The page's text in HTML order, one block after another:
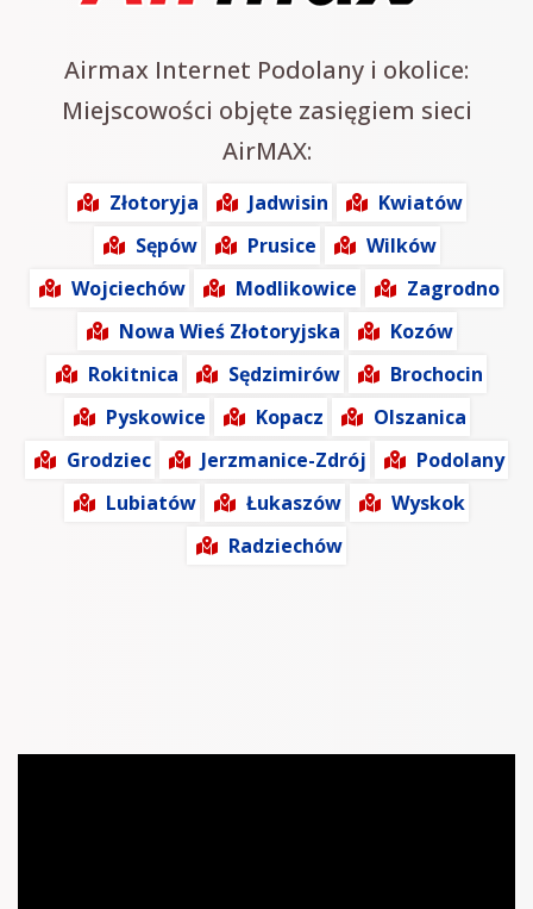
Airmax Internet Podolany i okolice:
Miejscowości objęte zasięgiem sieci
AirMAX:
Złotoryja Jadwisin
Kwiatów
Sępów
Prusice
Wilków
Wojciechów
Modlikowice
Zagrodno
Nowa Wieś Złotoryjska
Kozów
Rokitnica
Sędzimirów
Brochocin
Pyskowice
Kopacz
Olszanica
Grodziec
Jerzmanice-Zdrój
Podolany
Lubiatów
Łukaszów
Wyskok
Radziechów